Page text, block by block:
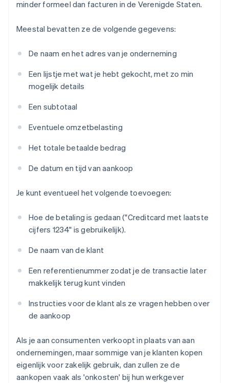
minder formeel dan facturen in de Verenigde Staten.
Meestal bevatten ze de volgende gegevens:
De naam en het adres van je onderneming
Een lijstje met wat je hebt gekocht, met zo min
mogelijk details
Een subtotaal
Eventuele omzetbelasting
Het totale betaalde bedrag
De datum en tijd van aankoop
Je kunt eventueel het volgende toevoegen:
Hoe de betaling is gedaan ("Creditcard met laatste
cijfers 1234" is gebruikelijk).
De naam van de klant
Een referentienummer zodat je de transactie later
makkelijk terug kunt vinden
Instructies voor de klant als ze vragen hebben over
de aankoop
Als je aan consumenten verkoopt in plaats van aan
ondernemingen, maar sommige van je klanten kopen
eigenlijk voor zakelijk gebruik, dan zullen ze de
aankopen vaak als 'onkosten' bij hun werkgever